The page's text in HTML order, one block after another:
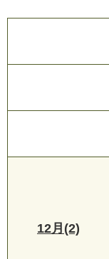
12月(2)